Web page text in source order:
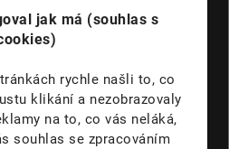
jak má (souhlas s
rychle našli to, co
klikání a nezobrazovaly
na to, co vás neláká,
souhlas se zpracováním